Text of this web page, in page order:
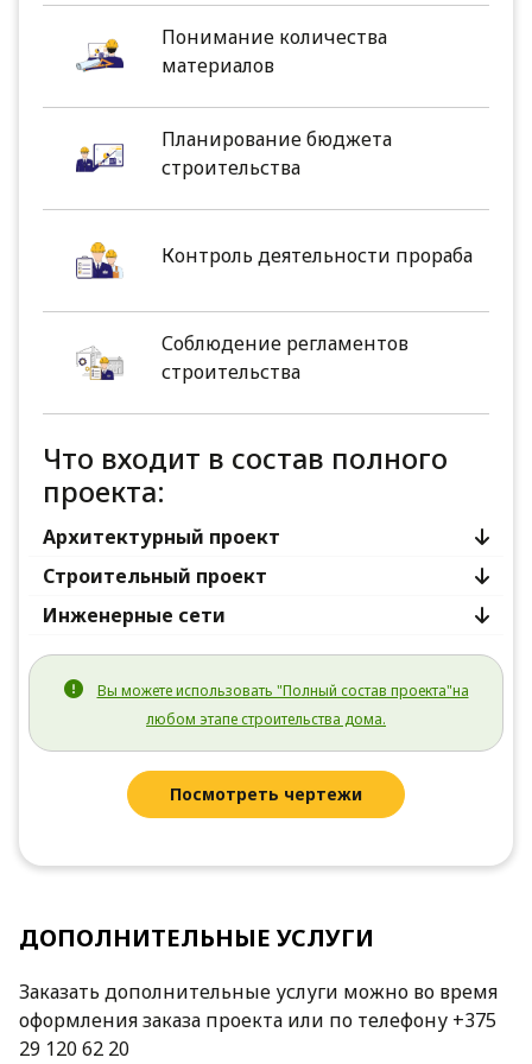
Понимание количества
материалов
Планирование бюджета
строительства
Контроль деятельности прораба
Соблюдение регламентов
строительства
Что входит в состав полного
проекта:
Архитектурный проект
Строительный проект
Инженерные сети
Вы можете использовать "Полный состав проекта"на
любом этапе строительства дома.
Посмотреть чертежи
ДОПОЛНИТЕЛЬНЫЕ УСЛУГИ
Заказать дополнительные услуги можно во время
оформления заказа проекта или по телефону +375
29 120 62 20